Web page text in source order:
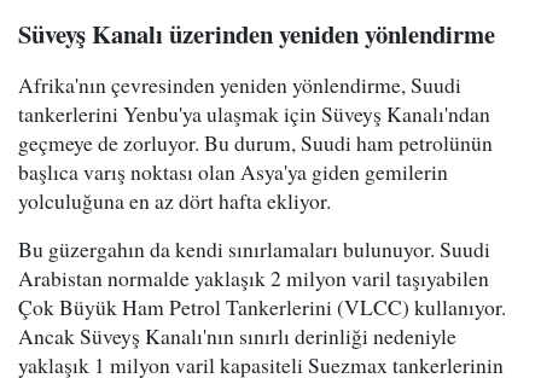
Süveyş Kanalı üzerinden yeniden yönlendirme
Afrika'nın çevresinden yeniden yönlendirme, Suudi
tankerlerini Yenbu'ya ulaşmak için Süveyş Kanalı'ndan
geçmeye de zorluyor. Bu durum, Suudi ham petrolünün
başlıca varış noktası olan Asya'ya giden gemilerin
yolculuğuna en az dört hafta ekliyor.
Bu güzergahın da kendi sınırlamaları bulunuyor. Suudi
Arabistan normalde yaklaşık 2 milyon varil taşıyabilen
Çok Büyük Ham Petrol Tankerlerini (VLCC) kullanıyor.
Ancak Süveyş Kanalı'nın sınırlı derinliği nedeniyle
yaklaşık 1 milyon varil kapasiteli Suezmax tankerlerinin